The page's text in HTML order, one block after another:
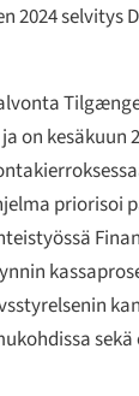
2024 selvitys
on kesäkuun
priorisoi